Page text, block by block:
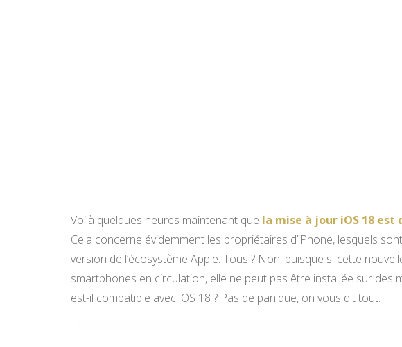
Voilà quelques heures maintenant que la mise à jour iOS 18
Cela concerne évidemment les propriétaires d’iPhone, lesquels
version de l’écosystème Apple. Tous ? Non, puisque si cette
smartphones en circulation, elle ne peut pas être installée sur des
est-il compatible avec iOS 18 ? Pas de panique, on vous dit tout.